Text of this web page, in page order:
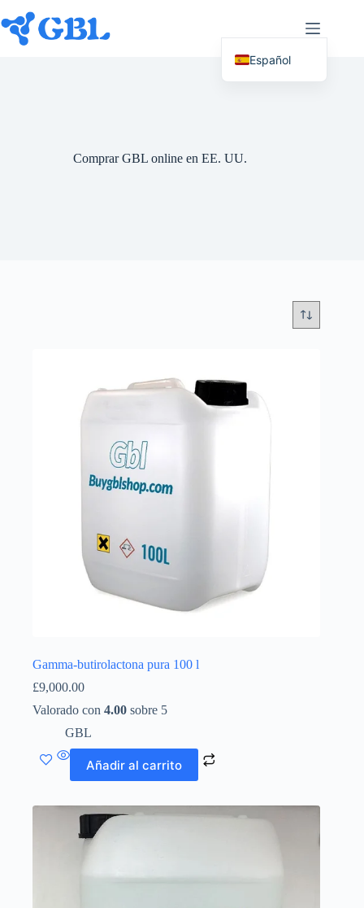
al
contenido
Comprar GBL online en EE. UU.
Gamma-butirolactona pura 100 l
£9,000.00
Valorado con 4.00 sobre 5
GBL
Añadir al carrito
Español
Svenska